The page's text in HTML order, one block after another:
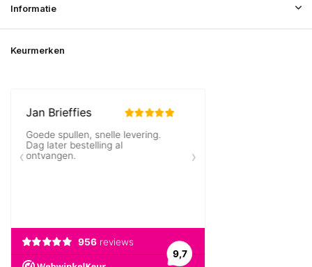
Informatie
Keurmerken